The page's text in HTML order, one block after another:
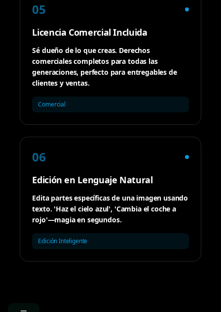
05
Licencia Comercial Incluida
Sé dueño de lo que creas. Derechos
comerciales completos para todas las
generaciones, perfecto para entregables de
clientes y ventas.
Comercial
06
Edición en Lenguaje Natural
Edita partes específicas de una imagen usando
texto. 'Haz el cielo azul', 'Cambia el coche a
rojo'—magia en segundos.
Edición Inteligente